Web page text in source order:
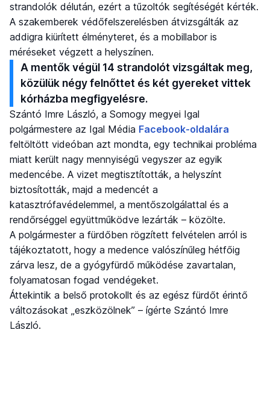
strandolók délután, ezért a tűzoltók segítéségét kérték.
A szakemberek védőfelszerelésben átvizsgálták az
addigra kiürített élményteret, és a mobillabor is
méréseket végzett a helyszínen.
A mentők végül 14 strandolót vizsgáltak meg,
közülük négy felnőttet és két gyereket vittek
kórházba megfigyelésre.
Szántó Imre László, a Somogy megyei Igal
polgármestere az Igal Média Facebook-oldalára
feltöltött videóban azt mondta, egy technikai probléma
miatt került nagy mennyiségű vegyszer az egyik
medencébe. A vizet megtisztították, a helyszínt
biztosították, majd a medencét a
katasztrófavédelemmel, a mentőszolgálattal és a
rendőrséggel együttműködve lezárták – közölte.
A polgármester a fürdőben rögzített felvételen arról is
tájékoztatott, hogy a medence valószínűleg hétfőig
zárva lesz, de a gyógyfürdő működése zavartalan,
folyamatosan fogad vendégeket.
Áttekintik a belső protokollt és az egész fürdőt érintő
változásokat „eszközölnek” – ígérte Szántó Imre
László.